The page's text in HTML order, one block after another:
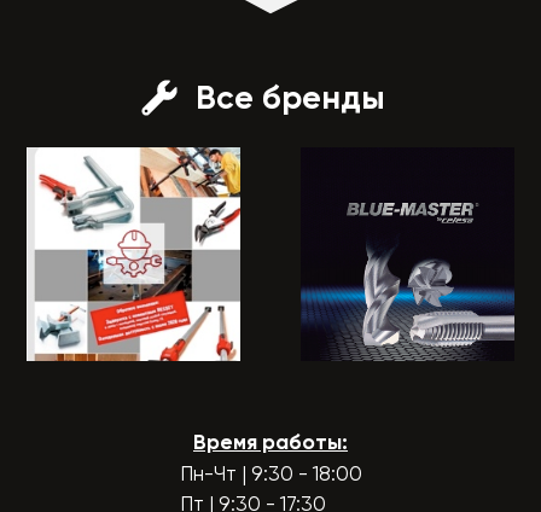
Все бренды
Время работы:
Пн-Чт | 9:30 - 18:00
Пт | 9:30 - 17:30